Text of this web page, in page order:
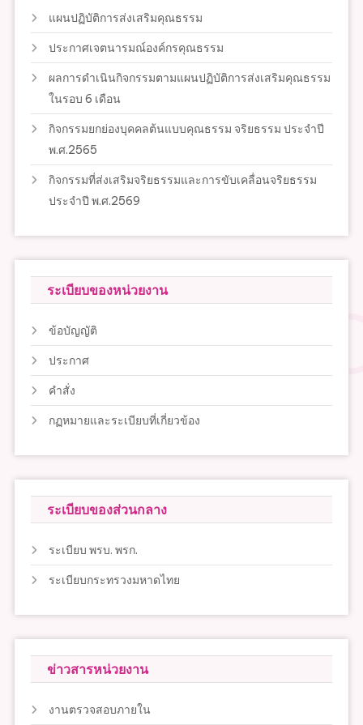
แผนปฏิบัติการส่งเสริมคุณธรรม
ประกาศเจตนารมณ์องค์กรคุณธรรม
ผลการดำเนินกิจกรรมตามแผนปฏิบัติการส่งเสริมคุณธรรม
ในรอบ 6 เดือน
กิจกรรมยกย่องบุคคลต้นแบบคุณธรรม จริยธรรม ประจำปี
พ.ศ.2565
กิจกรรมที่ส่งเสริมจริยธรรมและการขับเคลื่อนจริยธรรม
ประจำปี พ.ศ.2569
ระเบียบของหน่วยงาน
ข้อบัญญัติ
ประกาศ
คำสั่ง
กฏหมายและระเบียบที่เกี่ยวข้อง
ระเบียบของส่วนกลาง
ระเบียบ พรบ. พรก.
ระเบียบกระทรวงมหาดไทย
ข่าวสารหน่วยงาน
งานตรวจสอบภายใน